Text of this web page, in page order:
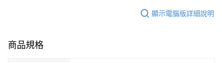
顯示電腦版詳細說明
商品規格